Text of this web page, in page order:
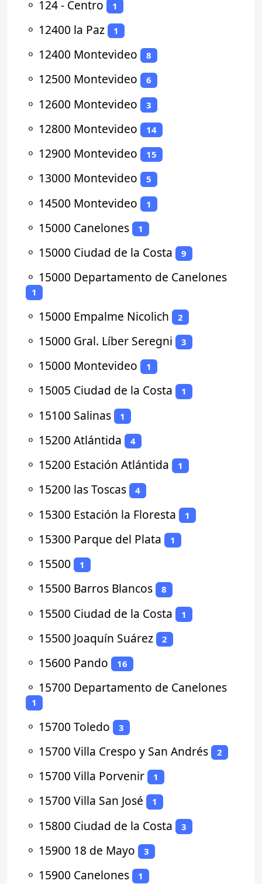
⚬ 124 - Centro 1
⚬ 12400 la Paz 1
⚬ 12400 Montevideo 8
⚬ 12500 Montevideo 6
⚬ 12600 Montevideo 3
⚬ 12800 Montevideo 14
⚬ 12900 Montevideo 15
⚬ 13000 Montevideo 5
⚬ 14500 Montevideo 1
⚬ 15000 Canelones 1
⚬ 15000 Ciudad de la Costa 9
⚬ 15000 Departamento de Canelones
1
⚬ 15000 Empalme Nicolich 2
⚬ 15000 Gral. Líber Seregni 3
⚬ 15000 Montevideo 1
⚬ 15005 Ciudad de la Costa 1
⚬ 15100 Salinas 1
⚬ 15200 Atlántida 4
⚬ 15200 Estación Atlántida 1
⚬ 15200 las Toscas 4
⚬ 15300 Estación la Floresta 1
⚬ 15300 Parque del Plata 1
⚬ 15500 1
⚬ 15500 Barros Blancos 8
⚬ 15500 Ciudad de la Costa 1
⚬ 15500 Joaquín Suárez 2
⚬ 15600 Pando 16
⚬ 15700 Departamento de Canelones
1
⚬ 15700 Toledo 3
⚬ 15700 Villa Crespo y San Andrés 2
⚬ 15700 Villa Porvenir 1
⚬ 15700 Villa San José 1
⚬ 15800 Ciudad de la Costa 3
⚬ 15900 18 de Mayo 3
⚬ 15900 Canelones 1